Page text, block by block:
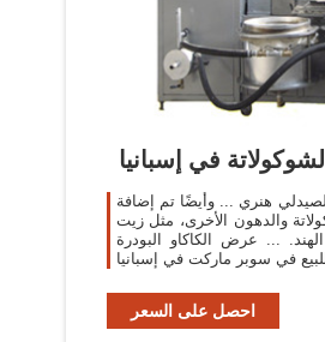
في إسبانيا
أنشأ الصيدلي هنري ... وأيضًا تم إضافة
والدهون الأخرى، مثل زيت
... عرض الكاكاو البودرة
احصل على السعر